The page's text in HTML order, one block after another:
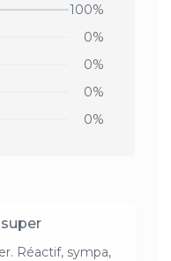
100%
0%
0%
0%
0%
Réactif, sympa,